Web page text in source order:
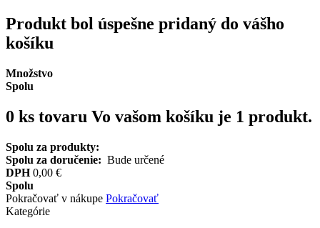
Produkt bol úspešne pridaný do vášho
košíku
Množstvo
Spolu
0 ks tovaru Vo vašom košíku je 1 produkt.
Spolu za produkty:
Spolu za doručenie: Bude určené
DPH 0,00 €
Spolu
Pokračovať v nákupe Pokračovať
Kategórie